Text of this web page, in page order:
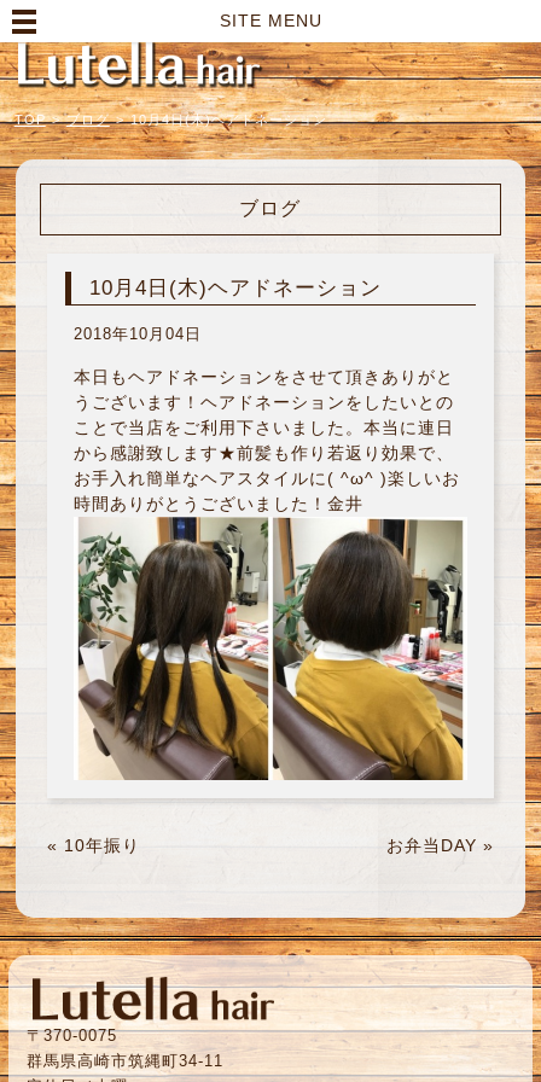
SITE MENU
TOP > ブログ > 10月4日(木)ヘアドネーション
ブログ
10月4日(木)ヘアドネーション
2018年10月04日
本日もヘアドネーションをさせて頂きありがと
うございます！ヘアドネーションをしたいとの
ことで当店をご利用下さいました。本当に連日
から感謝致します★前髪も作り若返り効果で、
お手入れ簡単なヘアスタイルに( ^ω^ )楽しいお
時間ありがとうございました！金井
« 10年振り お弁当DAY »
〒370-0075
群馬県高崎市筑縄町34-11